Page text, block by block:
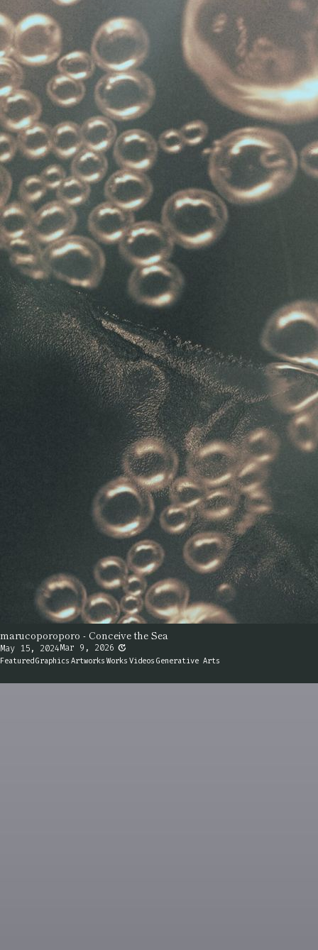
May 15, 2024Mar 9, 2026 update
FeaturedGraphics Artworks Works Videos Generative Arts
marucoporoporo - Conceive the Sea